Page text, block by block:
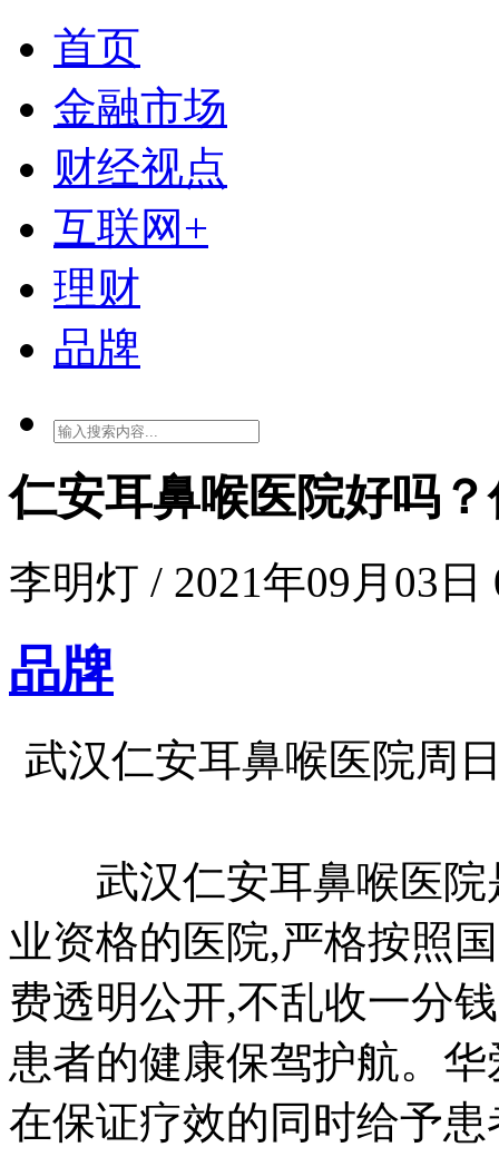
首页
金融市场
财经视点
互联网+
理财
品牌
仁安耳鼻喉医院好吗
李明灯 / 2021年09月03日
品牌
武汉仁安耳鼻喉医院周
武汉仁安耳鼻喉医院
业资格的医院,严格按照
费透明公开,不乱收一分
患者的健康保驾护航。
在保证疗效的同时给予